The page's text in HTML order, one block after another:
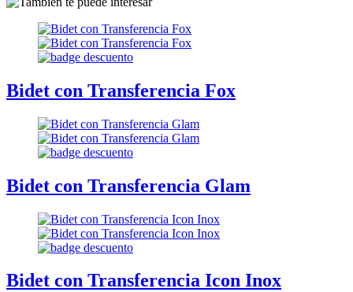
Bidet con Transferencia Fox
Bidet con Transferencia Glam
Bidet con Transferencia Icon Inox